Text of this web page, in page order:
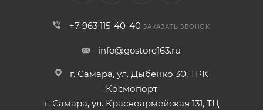
+7 963 115-40-40 ЗАКАЗАТЬ ЗВОНОК
info@gostore163.ru
г. Самара, ул. Дыбенко 30, ТРК
Космопорт
г. Самара, ул. Красноармейская 131, ТЦ